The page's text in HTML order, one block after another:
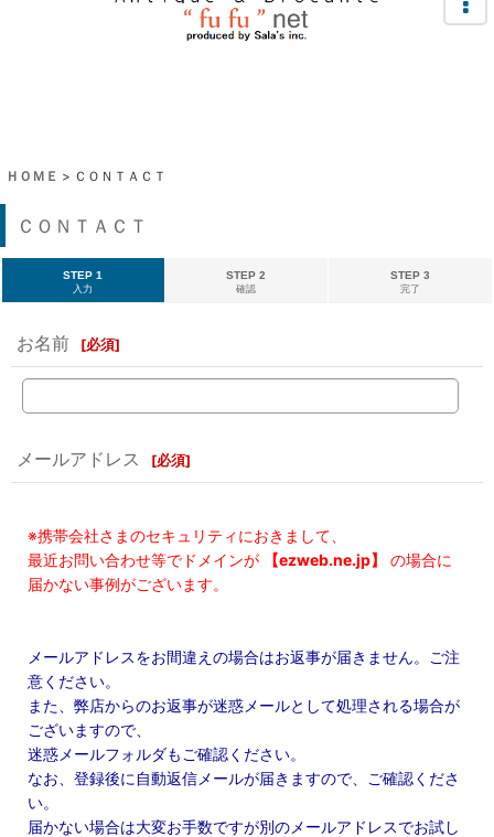
ＨＯＭＥ > ＣＯＮＴＡＣＴ
ＣＯＮＴＡＣＴ
STEP 1
入力
STEP 2
確認
STEP 3
完了
お名前 [必須]
メールアドレス [必須]
※携帯会社さまのセキュリティにおきまして、
最近お問い合わせ等でドメインが
【ezweb.ne.jp】
の場合に
届かない事例がございます。
メールアドレスをお間違えの場合はお返事が届きません。ご注
意ください。
また、弊店からのお返事が迷惑メールとして処理される場合が
ございますので、
迷惑メールフォルダもご確認ください。
なお、登録後に自動返信メールが届きますので、ご確認くださ
い。
届かない場合は大変お手数ですが別のメールアドレスでお試し